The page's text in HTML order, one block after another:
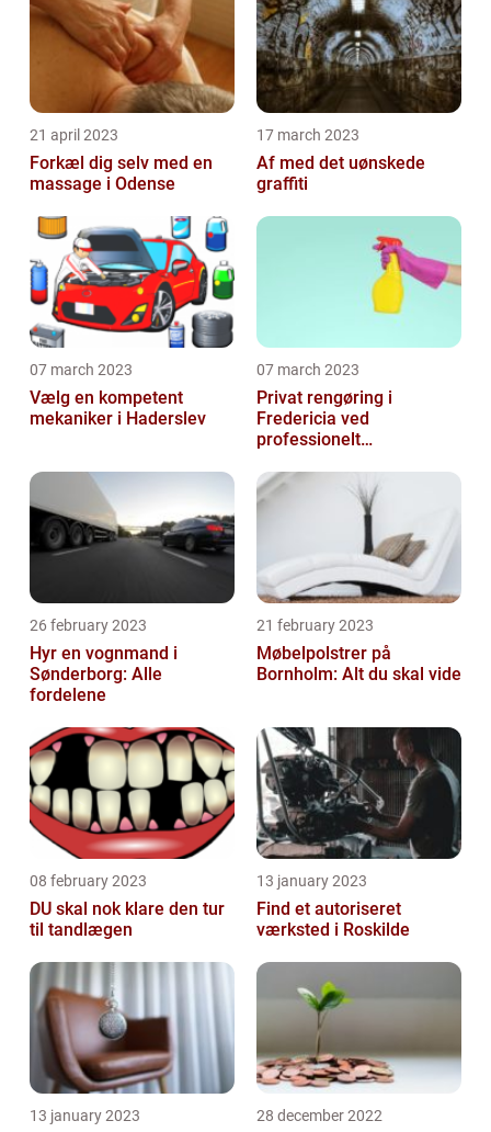
21 april 2023
Forkæl dig selv med en
massage i Odense
17 march 2023
Af med det uønskede
graffiti
07 march 2023
Vælg en kompetent
mekaniker i Haderslev
07 march 2023
Privat rengøring i
Fredericia ved
professionelt
26 february 2023
Hyr en vognmand i
Sønderborg: Alle
fordelene
21 february 2023
Møbelpolstrer på
Bornholm: Alt du skal vide
08 february 2023
DU skal nok klare den tur
til tandlægen
13 january 2023
Find et autoriseret
værksted i Roskilde
13 january 2023 28 december 2022